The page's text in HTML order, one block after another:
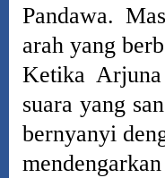
Pandawa.
arah yang
Ketika
suara yang
bernyanyi